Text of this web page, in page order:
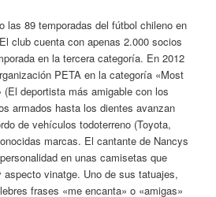
las 89 temporadas del fútbol chileno en
club cuenta con apenas 2.000 socios
en la tercera categoría. En 2012
PETA en la categoría «Most
deportista más amigable con los
armados hasta los dientes avanzan
de vehículos todoterreno (Toyota,
marcas. El cantante de Nancys
en unas camisetas que
aspecto vinatge. Uno de sus tatuajes,
frases «me encanta» o «amigas»